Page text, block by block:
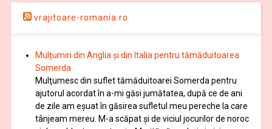
vrajitoare-romania.ro
Mulțumiri din Anglia și din Italia pentru tămăduitoarea
Somerda
Mulţumesc din suflet tămăduitoarei Somerda pentru
ajutorul acordat în a-mi găsi jumătatea, după ce de ani
de zile am eşuat în găsirea sufletul meu pereche la care
tânjeam mereu. M-a scăpat şi de viciul jocurilor de noroc